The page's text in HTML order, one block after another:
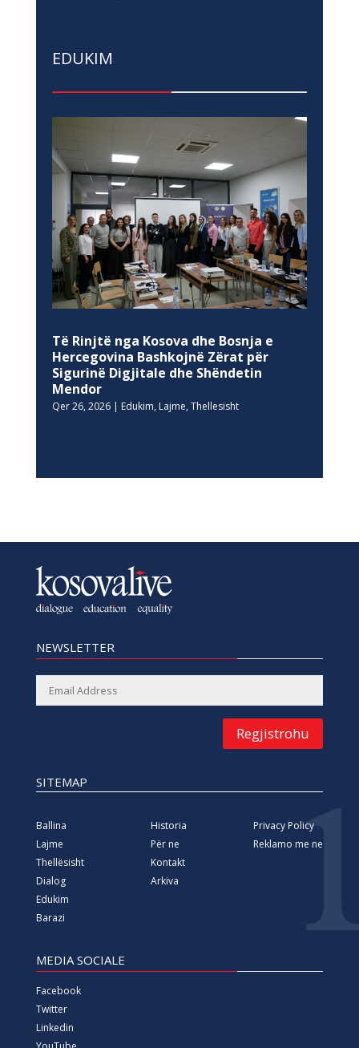
EDUKIM
Të Rinjtë nga Kosova dhe Bosnja e
Hercegovina Bashkojnë Zërat për
Sigurinë Digjitale dhe Shëndetin
Mendor
Qer 26, 2026| Edukim, Lajme, Thellesisht
NEWSLETTER
Regjistrohu
SITEMAP
Ballina
Lajme
Thellësisht
Dialog
Edukim
Barazi
Historia
Për ne
Kontakt
Arkiva
Privacy Policy
Reklamo me ne
MEDIA SOCIALE
Facebook
Twitter
Linkedin